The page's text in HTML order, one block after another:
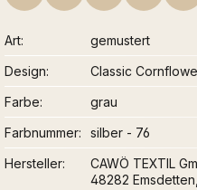
Art
gemustert
Design
Classic
Farbe
grau
Farbnummer
silber - 76
Hersteller
CAWÖ TEXTIL
48282